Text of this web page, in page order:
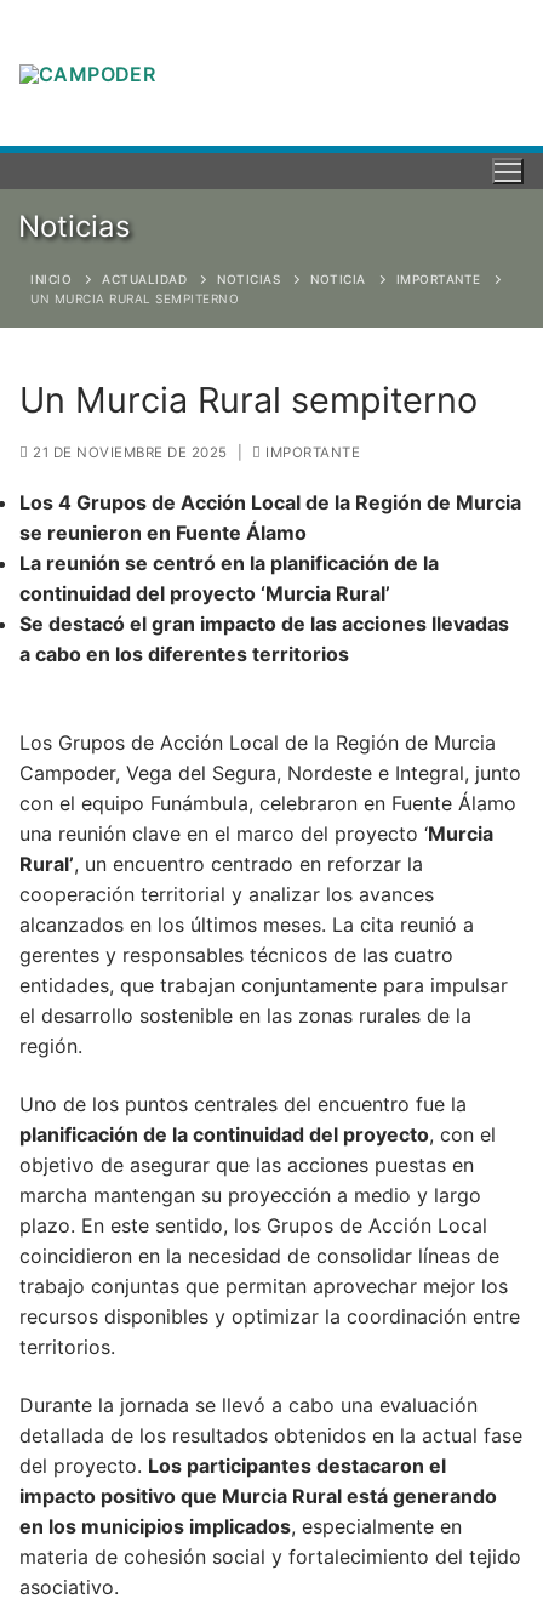
Noticias
INICIO ACTUALIDAD NOTICIAS NOTICIA
IMPORTANTE
UN MURCIA RURAL SEMPITERNO
Un Murcia Rural sempiterno
21 DE NOVIEMBRE DE 2025 IMPORTANTE
Los 4 Grupos de Acción Local de la Región de Murcia
se reunieron en Fuente Álamo
La reunión se centró en la planificación de la
continuidad del proyecto ‘Murcia Rural’
Se destacó el gran impacto de las acciones llevadas
a cabo en los diferentes territorios
Los Grupos de Acción Local de la Región de Murcia
Campoder, Vega del Segura, Nordeste e Integral, junto
con el equipo Funámbula, celebraron en Fuente Álamo
una reunión clave en el marco del proyecto ‘Murcia
Rural’, un encuentro centrado en reforzar la
cooperación territorial y analizar los avances
alcanzados en los últimos meses. La cita reunió a
gerentes y responsables técnicos de las cuatro
entidades, que trabajan conjuntamente para impulsar
el desarrollo sostenible en las zonas rurales de la
región.
Uno de los puntos centrales del encuentro fue la
planificación de la continuidad del proyecto, con el
objetivo de asegurar que las acciones puestas en
marcha mantengan su proyección a medio y largo
plazo. En este sentido, los Grupos de Acción Local
coincidieron en la necesidad de consolidar líneas de
trabajo conjuntas que permitan aprovechar mejor los
recursos disponibles y optimizar la coordinación entre
territorios.
Durante la jornada se llevó a cabo una evaluación
detallada de los resultados obtenidos en la actual fase
del proyecto. Los participantes destacaron el
impacto positivo que Murcia Rural está generando
en los municipios implicados, especialmente en
materia de cohesión social y fortalecimiento del tejido
asociativo.